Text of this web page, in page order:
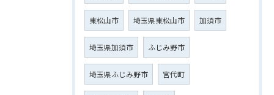
東松山市 埼玉県東松山市 加須市
埼玉県加須市 ふじみ野市
埼玉県ふじみ野市 宮代町